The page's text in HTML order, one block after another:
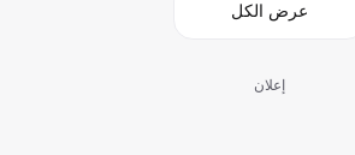
عرض الكل
إعلان